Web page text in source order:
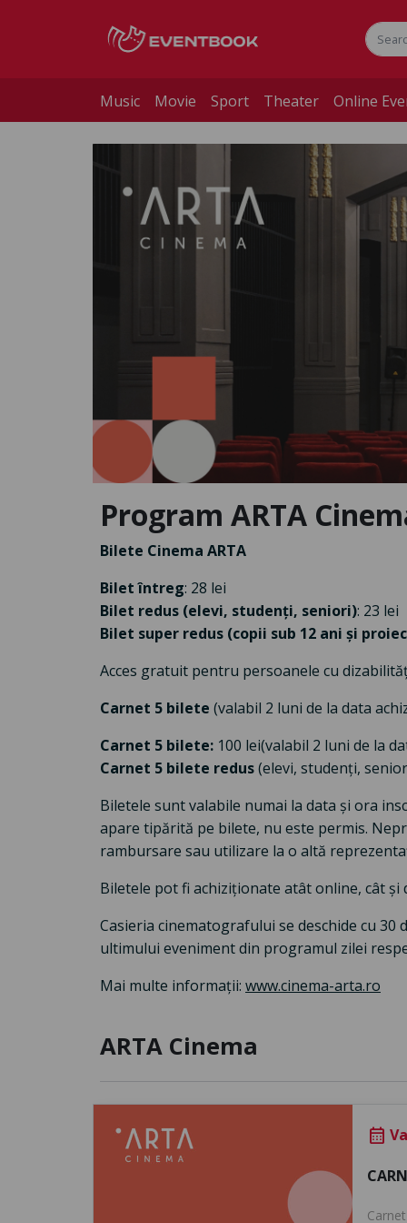
Music Movie Sport Theater Online
Program ARTA
Bilete Cinema ARTA
Bilet întreg: 28 lei
Bilet redus (elevi, studenți, seniori): 23 lei
Bilet super redus (copii sub 12 ani și
Acces gratuit pentru persoanele cu
Carnet 5 bilete (valabil 2 luni de la data
Carnet 5 bilete: 100 lei(valabil 2 luni de la
Carnet 5 bilete redus(elevi, studenți,
Biletele sunt valabile numai la data și ora
apare tipărită pe bilete, nu este permis.
rambursare sau utilizare la o altă
Biletele pot fi achiziționate atât online, cât și
Casieria cinematografului se deschide cu
ultimului eveniment din programul zilei
Mai multe informații: www.cinema-arta.ro
ARTA Cinema
calendar_month